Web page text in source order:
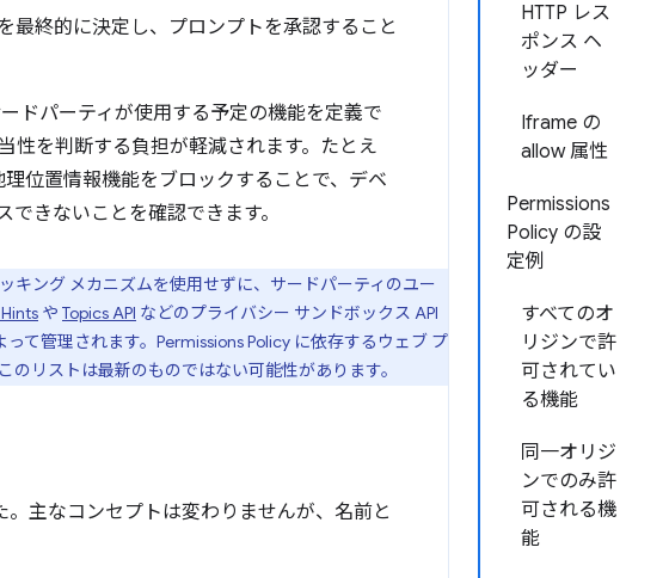
HTTP レス
ポンス ヘ
ッダー
Iframe の
allow 属性
Permissions
Policy の設
定例
すべてのオ
リジンで許
可されてい
る機能
同一オリジ
ンでのみ許
可される機
能
最終的に決定し、プロンプトを承認すること
ドパーティが使用する予定の機能を定義で
性を判断する負担が軽減されます。たとえ
位置情報機能をブロックすることで、デベ
きないことを確認できます。
キング メカニズムを使用せずに、サードパーティのユー
や Topics API などのプライバシー サンドボックス API
て管理されます。Permissions Policy に依存するウェブ プ
のリストは最新のものではない可能性があります。
主なコンセプトは変わりませんが、名前と